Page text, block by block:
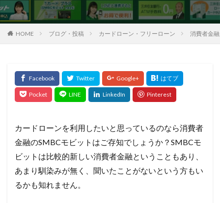
HOME ブログ・投稿 カードローン・フリーローン 消費者金
カードローンを利用したいと思っているのなら消費者
金融のSMBCモビットはご存知でしょうか？ SMBCモ
ビットは比較的新しい消費者金融ということもあり、
あまり馴染みが無く、聞いたことがないという方もい
るかも知れません。